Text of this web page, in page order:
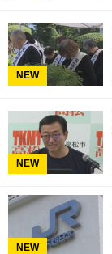
NEW
NEW
NEW